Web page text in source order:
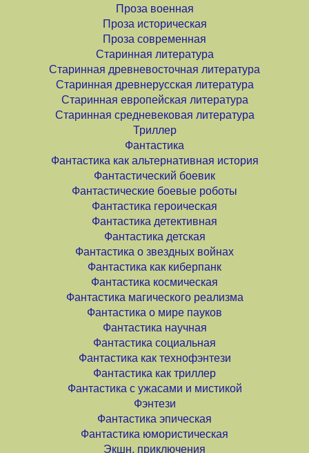
Проза военная
Проза историческая
Проза современная
Старинная литература
Старинная древневосточная литература
Старинная древнерусская литература
Старинная европейская литература
Старинная средневековая литература
Триллер
Фантастика
Фантастика как альтернативная история
Фантастический боевик
Фантастические боевые роботы
Фантастика героическая
Фантастика детективная
Фантастика детская
Фантастика о звездных войнах
Фантастика как киберпанк
Фантастика космическая
Фантастика магического реализма
Фантастика о мире пауков
Фантастика научная
Фантастика социальная
Фантастика как технофэнтези
Фантастика как триллер
Фантастика с ужасами и мистикой
Фэнтези
Фантастика эпическая
Фантастика юмористическая
Экшн, приключения